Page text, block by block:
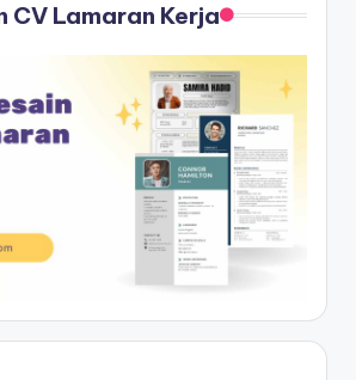
CV Lamaran Kerja